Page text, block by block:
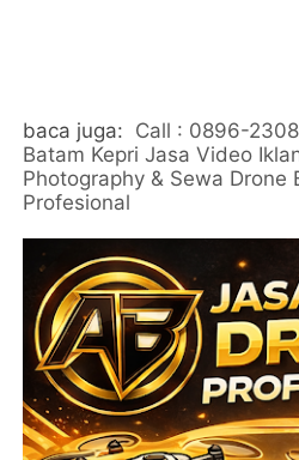
baca juga: Call : 0896-
Batam Kepri Jasa Video
Photography & Sewa Drone
Profesional